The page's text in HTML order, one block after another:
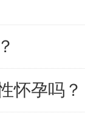
怀孕吗？